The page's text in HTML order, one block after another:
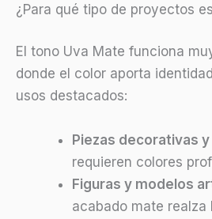
¿Para qué tipo de proyectos
El tono Uva Mate funciona
donde el color aporta
usos destacados:
Piezas decorativas
requieren colores
Figuras y modelos
acabado mate realza